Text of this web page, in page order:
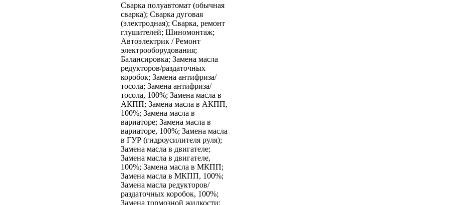
Cварка полуавтомат (обычная
сварка); Cварка дуговая
(электродная); Cварка, ремонт
глушителей; Шиномонтаж;
Автоэлектрик / Ремонт
электрооборудования;
Балансировка; Замена масла
редукторов/раздаточных
коробок; Замена антифриза/
тосола; Замена антифриза/
тосола, 100%; Замена масла в
АКПП; Замена масла в АКПП,
100%; Замена масла в
вариаторе; Замена масла в
вариаторе, 100%; Замена масла
в ГУР (гидроусилителя руля);
Замена масла в двигателе;
Замена масла в двигателе,
100%; Замена масла в МКПП;
Замена масла в МКПП, 100%;
Замена масла редукторов/
раздаточных коробок, 100%;
Замена тормозной жидкости;